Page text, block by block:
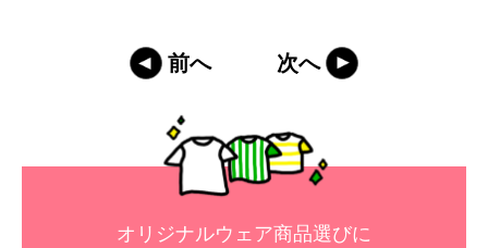
前へ 次へ
オリジナルウェア商品選びに